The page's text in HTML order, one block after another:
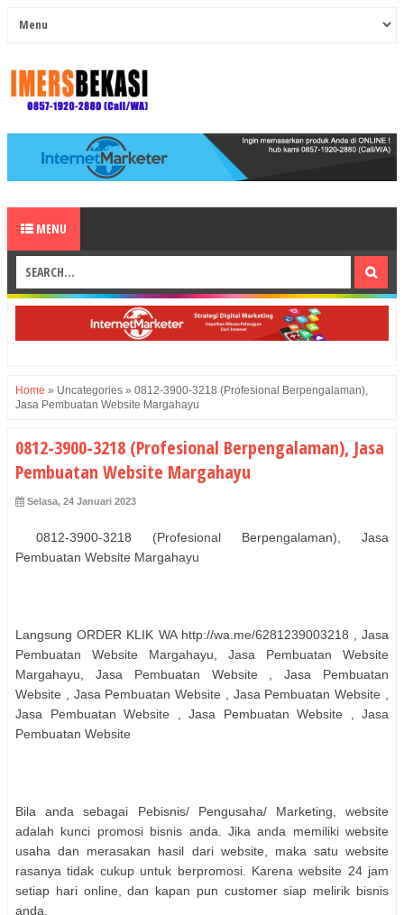
MENU
Home » Uncategories » 0812-3900-3218 (Profesional Berpengalaman),
Jasa Pembuatan Website Margahayu
0812-3900-3218 (Profesional Berpengalaman), Jasa
Pembuatan Website Margahayu
Selasa, 24 Januari 2023
0812-3900-3218 (Profesional Berpengalaman), Jasa
Pembuatan Website Margahayu
Langsung ORDER KLIK WA http://wa.me/6281239003218 , Jasa
Pembuatan Website Margahayu, Jasa Pembuatan Website
Margahayu, Jasa Pembuatan Website , Jasa Pembuatan
Website , Jasa Pembuatan Website , Jasa Pembuatan Website ,
Jasa Pembuatan Website , Jasa Pembuatan Website , Jasa
Pembuatan Website
Bila anda sebagai Pebisnis/ Pengusaha/ Marketing, website
adalah kunci promosi bisnis anda. Jika anda memiliki website
usaha dan merasakan hasil dari website, maka satu website
rasanya tidak cukup untuk berpromosi. Karena website 24 jam
setiap hari online, dan kapan pun customer siap melirik bisnis
anda.